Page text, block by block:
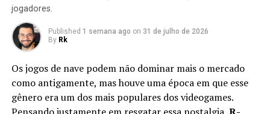
SONIC.EXE BUT ITS LITERAL AMUNG US
TAILS SONIC EXE REMAKE
UP NEXT
BEN 10 POWER TRIP retorno TRIUNFAL ou DECEPÇÃO!?
DON'T MISS
SONIC GENERATIONS foi CANELADO pelos FANS de SONIC
jogadores.
Published 1 semana ago on 31 de julho de 2026
By Rk
Os jogos de nave podem não dominar mais o mercado
como antigamente, mas houve uma época em que esse
gênero era um dos mais populares dos videogames.